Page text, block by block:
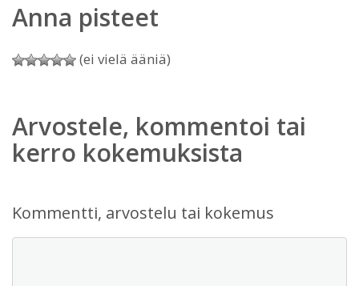
Anna pisteet
(ei vielä ääniä)
Arvostele, kommentoi tai
kerro kokemuksista
Kommentti, arvostelu tai kokemus